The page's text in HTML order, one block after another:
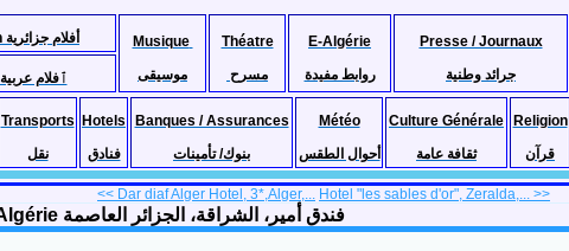
Cinéma Algérien أفلام جزائرية
Musique
موسيقى
Théatre
مسرح
E-Algérie
روابط مفيدة
Presse / Journaux
جرائد وطنية
Cinéma Arabe ٱفلام عربية
Transports
نقل
Hotels
فنادق
Banques / Assurances
بنوك/ تأمينات
Météo
أحوال الطقس
Culture Générale
ثقافة عامة
Religion
قرآن
<< Dar diaf Alger Hotel, 3*,Alger,... Hotel "les sables d'or", Zeralda,... >>
Hôtel "Emir", Cheraga, Alger, Algérie فندق أمير، الشراقة، الجزائر العاصمة